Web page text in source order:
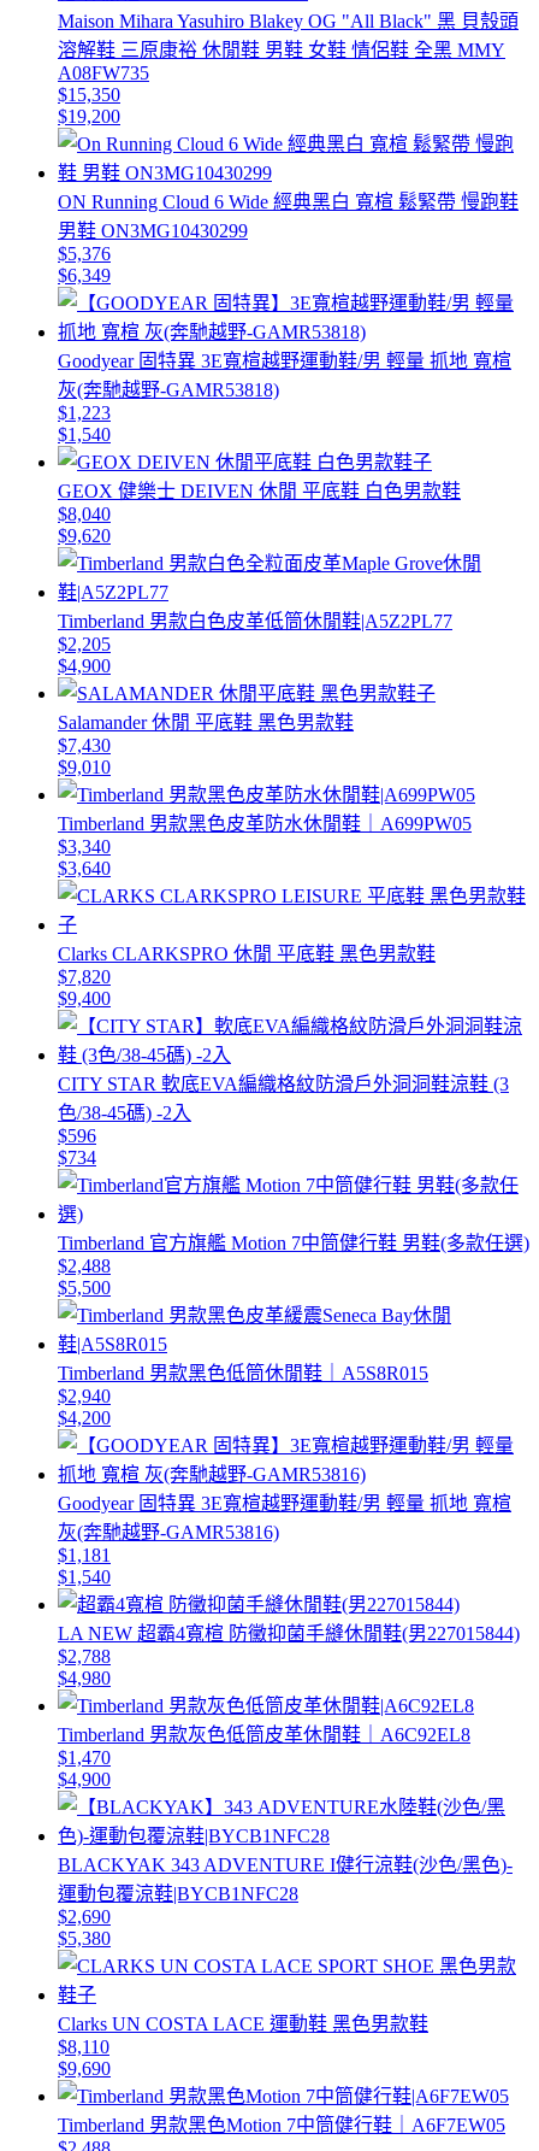
Maison Mihara Yasuhiro Blakey OG "All Black" 黑 貝殼頭
溶解鞋 三原康裕 休閒鞋 男鞋 女鞋 情侶鞋 全黑 MMY
A08FW735
$15,350
$19,200
ON Running Cloud 6 Wide 經典黑白 寬楦 鬆緊帶 慢跑鞋
男鞋 ON3MG10430299
$5,376
$6,349
Goodyear 固特異 3E寬楦越野運動鞋/男 輕量 抓地 寬楦
灰(奔馳越野-GAMR53818)
$1,223
$1,540
GEOX 健樂士 DEIVEN 休閒 平底鞋 白色男款鞋
$8,040
$9,620
Timberland 男款白色皮革低筒休閒鞋|A5Z2PL77
$2,205
$4,900
Salamander 休閒 平底鞋 黑色男款鞋
$7,430
$9,010
Timberland 男款黑色皮革防水休閒鞋｜A699PW05
$3,340
$3,640
Clarks CLARKSPRO 休閒 平底鞋 黑色男款鞋
$7,820
$9,400
CITY STAR 軟底EVA編織格紋防滑戶外洞洞鞋涼鞋 (3
色/38-45碼) -2入
$596
$734
Timberland 官方旗艦 Motion 7中筒健行鞋 男鞋(多款任選)
$2,488
$5,500
Timberland 男款黑色低筒休閒鞋｜A5S8R015
$2,940
$4,200
Goodyear 固特異 3E寬楦越野運動鞋/男 輕量 抓地 寬楦
灰(奔馳越野-GAMR53816)
$1,181
$1,540
LA NEW 超霸4寬楦 防黴抑菌手縫休閒鞋(男227015844)
$2,788
$4,980
Timberland 男款灰色低筒皮革休閒鞋｜A6C92EL8
$1,470
$4,900
BLACKYAK 343 ADVENTURE I健行涼鞋(沙色/黑色)-
運動包覆涼鞋|BYCB1NFC28
$2,690
$5,380
Clarks UN COSTA LACE 運動鞋 黑色男款鞋
$8,110
$9,690
Timberland 男款黑色Motion 7中筒健行鞋｜A6F7EW05